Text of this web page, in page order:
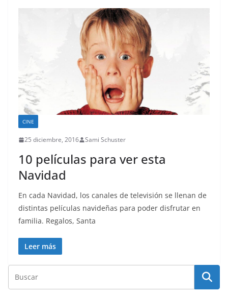
CINE
25 diciembre, 2016 Sami Schuster
10 películas para ver esta
Navidad
En cada Navidad, los canales de televisión se llenan de
distintas películas navideñas para poder disfrutar en
familia. Regalos, Santa
Leer más